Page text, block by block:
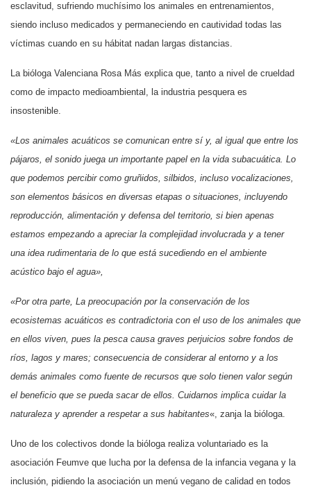
esclavitud, sufriendo muchísimo los animales en entrenamientos,
siendo incluso medicados y permaneciendo en cautividad todas las
víctimas cuando en su hábitat nadan largas distancias.
La bióloga Valenciana Rosa Más explica que, tanto a nivel de crueldad
como de impacto medioambiental, la industria pesquera es
insostenible.
«Los animales acuáticos se comunican entre sí y, al igual que entre los
pájaros, el sonido juega un importante papel en la vida subacuática. Lo
que podemos percibir como gruñidos, silbidos, incluso vocalizaciones,
son elementos básicos en diversas etapas o situaciones, incluyendo
reproducción, alimentación y defensa del territorio, si bien apenas
estamos empezando a apreciar la complejidad involucrada y a tener
una idea rudimentaria de lo que está sucediendo en el ambiente
acústico bajo el agua»,
«Por otra parte, La preocupación por la conservación de los
ecosistemas acuáticos es contradictoria con el uso de los animales que
en ellos viven, pues la pesca causa graves perjuicios sobre fondos de
ríos, lagos y mares; consecuencia de considerar al entorno y a los
demás animales como fuente de recursos que solo tienen valor según
el beneficio que se pueda sacar de ellos. Cuidarnos implica cuidar la
naturaleza y aprender a respetar a sus habitantes«, zanja la bióloga.
Uno de los colectivos donde la bióloga realiza voluntariado es la
asociación Feumve que lucha por la defensa de la infancia vegana y la
inclusión, pidiendo la asociación un menú vegano de calidad en todos